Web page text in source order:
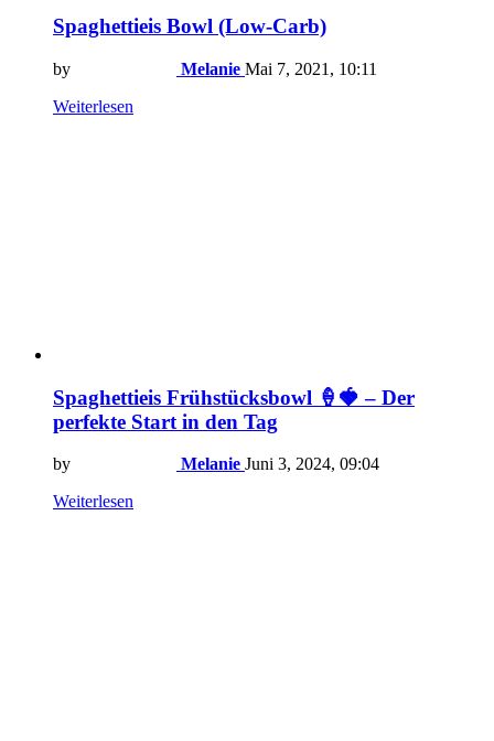
Spaghettieis Bowl (Low-Carb)
by Melanie Mai 7, 2021, 10:11
Weiterlesen
Spaghettieis Frühstücksbowl 🍦🍓 – Der
perfekte Start in den Tag
by Melanie Juni 3, 2024, 09:04
Weiterlesen